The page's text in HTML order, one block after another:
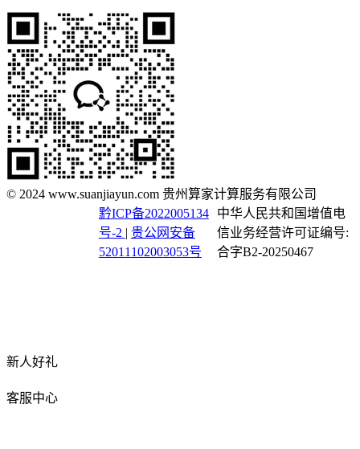
© 2024 www.suanjiayun.com 贵州算家计算服务有限公司
黔ICP备2022005134
号-2 | 贵公网安备
52011102003053号
中华人民共和国增值电
信业务经营许可证编号:
合字B2-20250467
新人好礼
客服中心